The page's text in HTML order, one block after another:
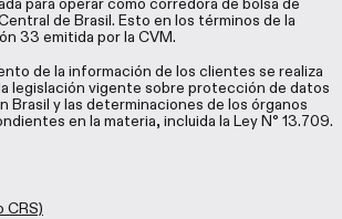
de Brasil. Esto en los términos de la
33 emitida por la CVM.
de la información de los clientes se realiza
legislación vigente sobre protección de datos
Brasil y las determinaciones de los órganos
en la materia, incluida la Ley N° 13.709.
CRS)